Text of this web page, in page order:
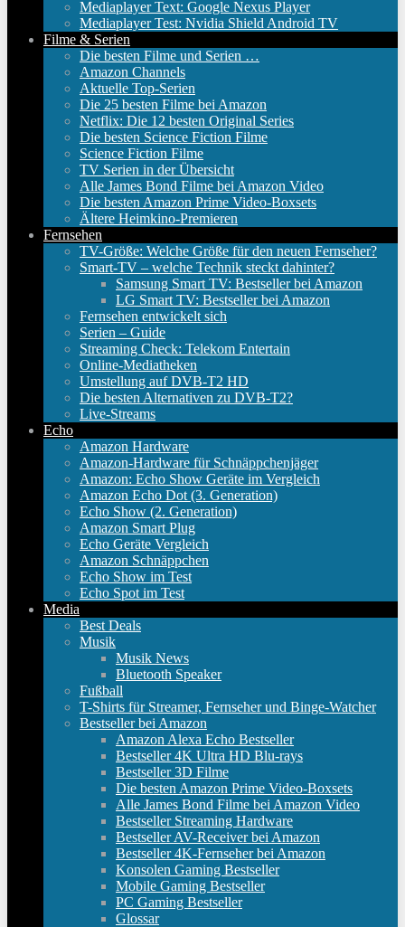
Mediaplayer Text: Google Nexus Player
Mediaplayer Test: Nvidia Shield Android TV
Filme & Serien
Die besten Filme und Serien …
Amazon Channels
Aktuelle Top-Serien
Die 25 besten Filme bei Amazon
Netflix: Die 12 besten Original Series
Die besten Science Fiction Filme
Science Fiction Filme
TV Serien in der Übersicht
Alle James Bond Filme bei Amazon Video
Die besten Amazon Prime Video-Boxsets
Ältere Heimkino-Premieren
Fernsehen
TV-Größe: Welche Größe für den neuen Fernseher?
Smart-TV – welche Technik steckt dahinter?
Samsung Smart TV: Bestseller bei Amazon
LG Smart TV: Bestseller bei Amazon
Fernsehen entwickelt sich
Serien – Guide
Streaming Check: Telekom Entertain
Online-Mediatheken
Umstellung auf DVB-T2 HD
Die besten Alternativen zu DVB-T2?
Live-Streams
Echo
Amazon Hardware
Amazon-Hardware für Schnäppchenjäger
Amazon: Echo Show Geräte im Vergleich
Amazon Echo Dot (3. Generation)
Echo Show (2. Generation)
Amazon Smart Plug
Echo Geräte Vergleich
Amazon Schnäppchen
Echo Show im Test
Echo Spot im Test
Media
Best Deals
Musik
Musik News
Bluetooth Speaker
Fußball
T-Shirts für Streamer, Fernseher und Binge-Watcher
Bestseller bei Amazon
Amazon Alexa Echo Bestseller
Bestseller 4K Ultra HD Blu-rays
Bestseller 3D Filme
Die besten Amazon Prime Video-Boxsets
Alle James Bond Filme bei Amazon Video
Bestseller Streaming Hardware
Bestseller AV-Receiver bei Amazon
Bestseller 4K-Fernseher bei Amazon
Konsolen Gaming Bestseller
Mobile Gaming Bestseller
PC Gaming Bestseller
Glossar